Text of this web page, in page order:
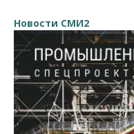
Новости СМИ2